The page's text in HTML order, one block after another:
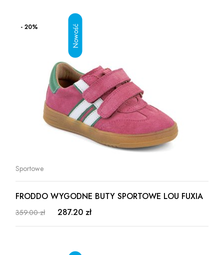
- 20%
Sportowe
FRODDO WYGODNE BUTY SPORTOWE LOU FUXIA
359.00 zł 287.20 zł